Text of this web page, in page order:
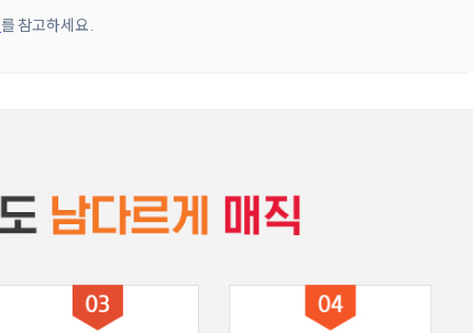
를 참고하세요.